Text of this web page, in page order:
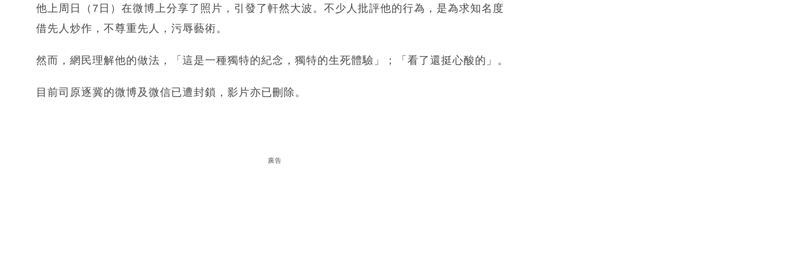
他上周日（7日）在微博上分享了照片，引發了軒然大波。不少人批評他的行為，是為求知名度
借先人炒作，不尊重先人，污辱藝術。
然而，網民理解他的做法，「這是一種獨特的紀念，獨特的生死體驗」；「看了還挺心酸的」。
目前司原逐冀的微博及微信已遭封鎖，影片亦已刪除。
廣告